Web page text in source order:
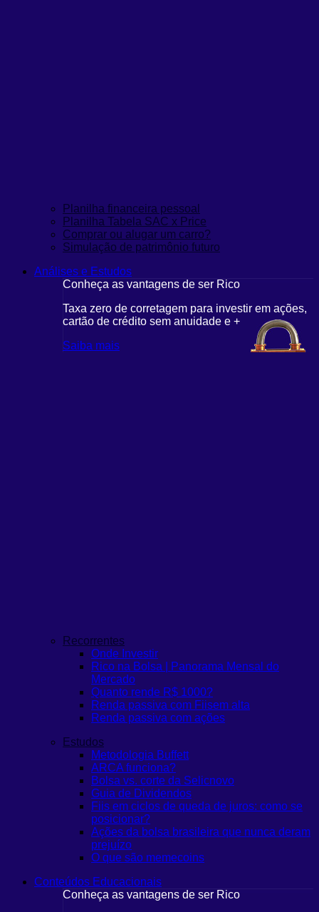
Planilha financeira pessoal
Planilha Tabela SAC x Price
Comprar ou alugar um carro?
Simulação de patrimônio futuro
Análises e Estudos
Conheça as vantagens de ser Rico
Taxa zero de corretagem para investir em ações,
cartão de crédito sem anuidade e +
Saiba mais
Recorrentes
Onde Investir
Rico na Bolsa | Panorama Mensal do
Mercado
Quanto rende R$ 1000?
Renda passiva com Fiisem alta
Renda passiva com ações
Estudos
Metodologia Buffett
ARCA funciona?
Bolsa vs. corte da Selicnovo
Guia de Dividendos
Fiis em ciclos de queda de juros: como se
posicionar?
Ações da bolsa brasileira que nunca deram
prejuízo
O que são memecoins
Conteúdos Educacionais
Conheça as vantagens de ser Rico